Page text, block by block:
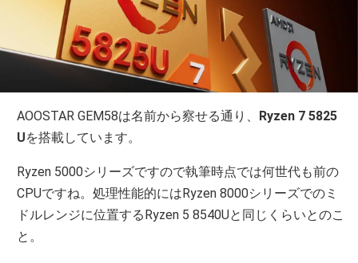
AOOSTAR GEM58は名前から察せる通り、
Ryzen 7 5825
Uを搭載しています。
Ryzen 5000シリーズですので執筆時点では何世代も前の
CPUですね。処理性能的にはRyzen 8000シリーズでのミ
ドルレンジに位置するRyzen 5 8540Uと同じくらいとのこ
と。